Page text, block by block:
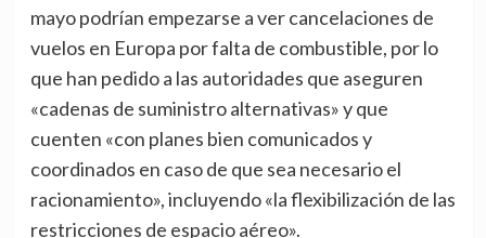
mayo podrían empezarse a ver cancelaciones de
vuelos en Europa por falta de combustible, por lo
que han pedido a las autoridades que aseguren
«cadenas de suministro alternativas» y que
cuenten «con planes bien comunicados y
coordinados en caso de que sea necesario el
racionamiento», incluyendo «la flexibilización de las
restricciones de espacio aéreo».